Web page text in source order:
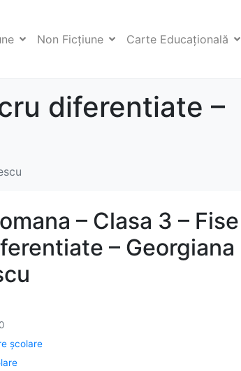
Non Ficţiune Carte Educaţională
diferentiate –
– Clasa 3 –
– Georgiana
şcolare